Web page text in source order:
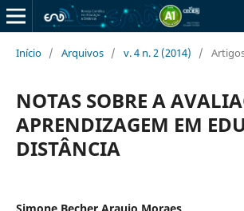
Início / Arquivos / v. 4 n. 2 (2014) /
NOTAS SOBRE A
APRENDIZAGEM EM
DISTÂNCIA